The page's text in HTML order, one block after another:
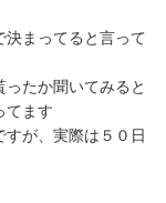
まってると言って
たか聞いてみると
てます
が、実際は５０日